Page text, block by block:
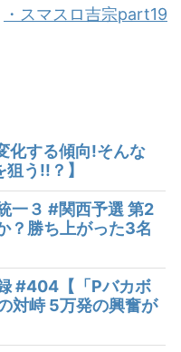
・スマスロ吉宗part19
する傾向!そんな
う!!？】
一３ #関西予選 第2
？勝ち上がった3名
#404【「Pバカボ
対峙 5万発の興奮が